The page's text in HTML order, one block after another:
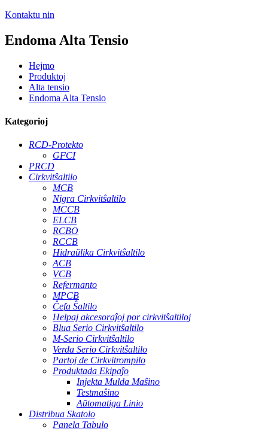
Kontaktu nin
Endoma Alta Tensio
Hejmo
Produktoj
Alta tensio
Endoma Alta Tensio
Kategorioj
RCD-Protekto
GFCI
PRCD
Cirkvitŝaltilo
MCB
Nigra Cirkvitŝaltilo
MCCB
ELCB
RCBO
RCCB
Hidraŭlika Cirkvitŝaltilo
ACB
VCB
Refermanto
MPCB
Ĉefa Ŝaltilo
Helpaj akcesoraĵoj por cirkvitŝaltiloj
Blua Serio Cirkvitŝaltilo
M-Serio Cirkvitŝaltilo
Verda Serio Cirkvitŝaltilo
Partoj de Cirkvitrompilo
Produktada Ekipaĵo
Injekta Mulda Maŝino
Testmaŝino
Aŭtomatiga Linio
Distribua Skatolo
Panela Tabulo